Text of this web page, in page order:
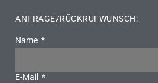
ANFRAGE/RÜCKRUFWUNSCH:
Name
E-Mail